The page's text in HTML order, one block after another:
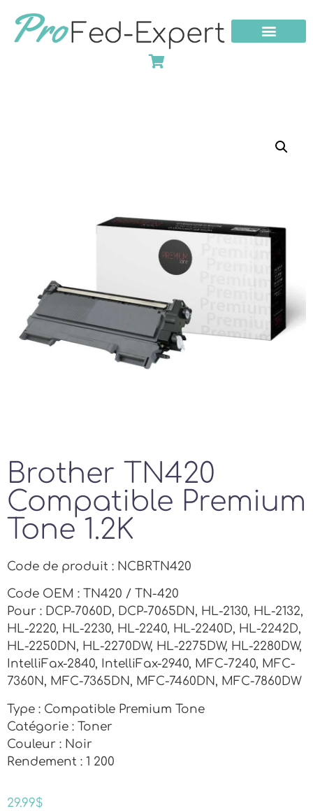
Brother TN420
Compatible Premium
Tone 1.2K
Code de produit : NCBRTN420
Code OEM : TN420 / TN-420
Pour : DCP-7060D, DCP-7065DN, HL-2130, HL-2132,
HL-2220, HL-2230, HL-2240, HL-2240D, HL-2242D,
HL-2250DN, HL-2270DW, HL-2275DW, HL-2280DW,
IntelliFax-2840, IntelliFax-2940, MFC-7240, MFC-
7360N, MFC-7365DN, MFC-7460DN, MFC-7860DW
Type : Compatible Premium Tone
Catégorie : Toner
Couleur : Noir
Rendement : 1 200
29.99$